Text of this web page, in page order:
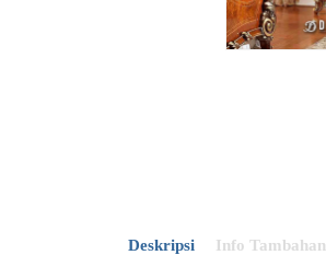
Deskripsi Info Tambahan